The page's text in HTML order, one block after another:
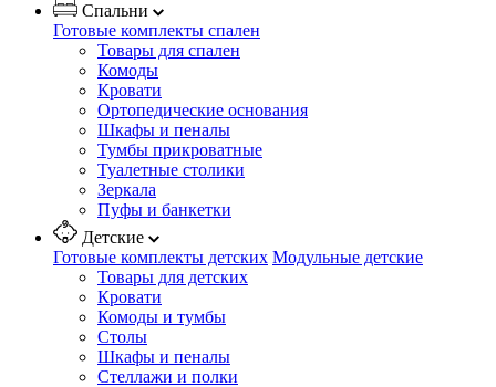
Спальни
Готовые комплекты спален
Товары для спален
Комоды
Кровати
Ортопедические основания
Шкафы и пеналы
Тумбы прикроватные
Туалетные столики
Зеркала
Пуфы и банкетки
Детские
Готовые комплекты детских Модульные детские
Товары для детских
Кровати
Комоды и тумбы
Столы
Шкафы и пеналы
Стеллажи и полки